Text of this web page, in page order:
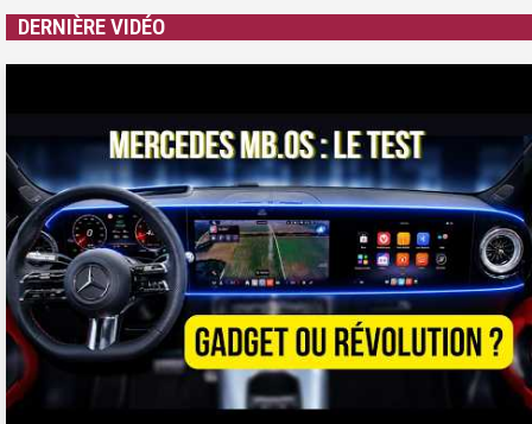
DERNIÈRE VIDÉO